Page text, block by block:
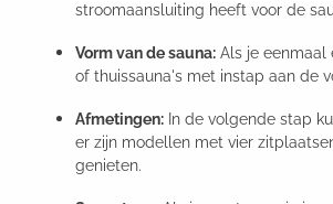
stroomaansluiting heeft voor de
Vorm van de sauna: Als je eenmaal
of thuissauna's met instap aan de
Afmetingen: In de volgende stap
er zijn modellen met vier
genieten.